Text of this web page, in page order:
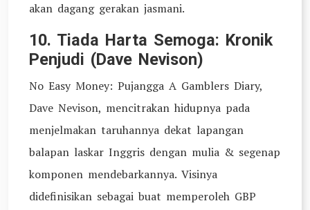
akan dagang gerakan jasmani.
10. Tiada Harta Semoga: Kronik
Penjudi (Dave Nevison)
No Easy Money: Pujangga A Gamblers Diary,
Dave Nevison, mencitrakan hidupnya pada
menjelmakan taruhannya dekat lapangan
balapan laskar Inggris dengan mulia & segenap
komponen mendebarkannya. Visinya
didefinisikan sebagai buat memperoleh GBP